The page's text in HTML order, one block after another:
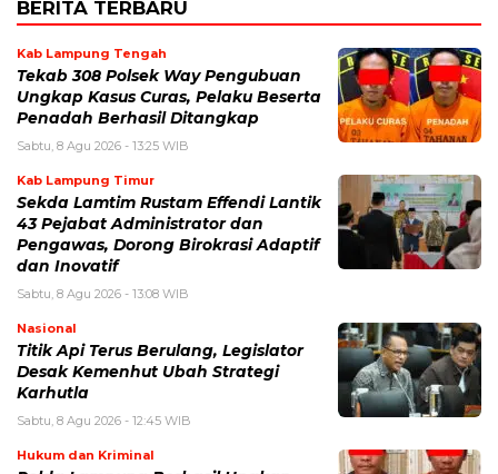
BERITA TERBARU
Kab Lampung Tengah
Tekab 308 Polsek Way Pengubuan
Ungkap Kasus Curas, Pelaku Beserta
Penadah Berhasil Ditangkap
Sabtu, 8 Agu 2026 - 13:25 WIB
Kab Lampung Timur
Sekda Lamtim Rustam Effendi Lantik
43 Pejabat Administrator dan
Pengawas, Dorong Birokrasi Adaptif
dan Inovatif
Sabtu, 8 Agu 2026 - 13:08 WIB
Nasional
Titik Api Terus Berulang, Legislator
Desak Kemenhut Ubah Strategi
Karhutla
Sabtu, 8 Agu 2026 - 12:45 WIB
Hukum dan Kriminal